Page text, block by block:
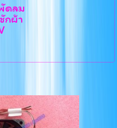
ดลม
กผ้า